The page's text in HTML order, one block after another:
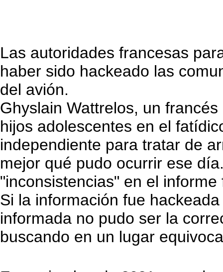
Las autoridades francesas
haber sido hackeado las
del avión.
Ghyslain Wattrelos, un
hijos adolescentes en el
independiente para tratar de
mejor qué pudo ocurrir ese
"inconsistencias" en el
Si la información fue
informada no pudo ser la
buscando en un lugar